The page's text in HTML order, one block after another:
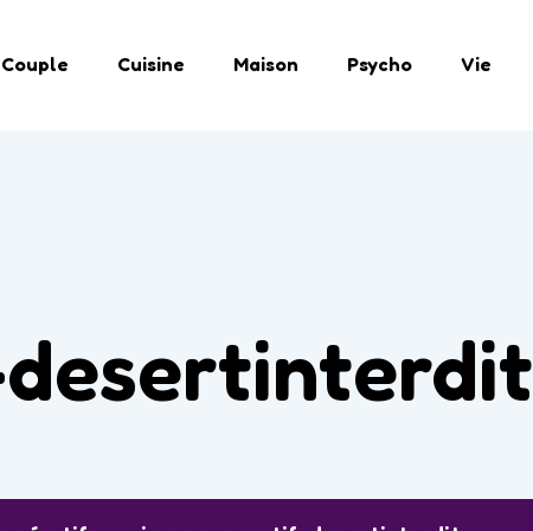
Couple Cuisine Maison Psycho Vie